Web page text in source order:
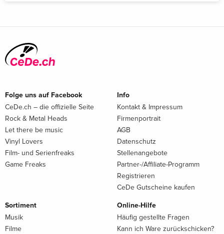
Folge uns auf Facebook
CeDe.ch – die offizielle Seite
Rock & Metal Heads
Let there be music
Vinyl Lovers
Film- und Serienfreaks
Game Freaks
Info
Kontakt & Impressum
Firmenportrait
AGB
Datenschutz
Stellenangebote
Partner-/Affiliate-Programm
Registrieren
CeDe Gutscheine kaufen
Sortiment
Musik
Filme
Online-Hilfe
Häufig gestellte Fragen
Kann ich Ware zurückschicken?